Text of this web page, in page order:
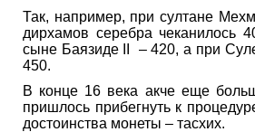
Так, например, при султане
дирхамов серебра чеканилось
сыне Баязиде II – 420, а при
450.
В конце 16 века акче еще
пришлось прибегнуть к
достоинства монеты – тасхих.